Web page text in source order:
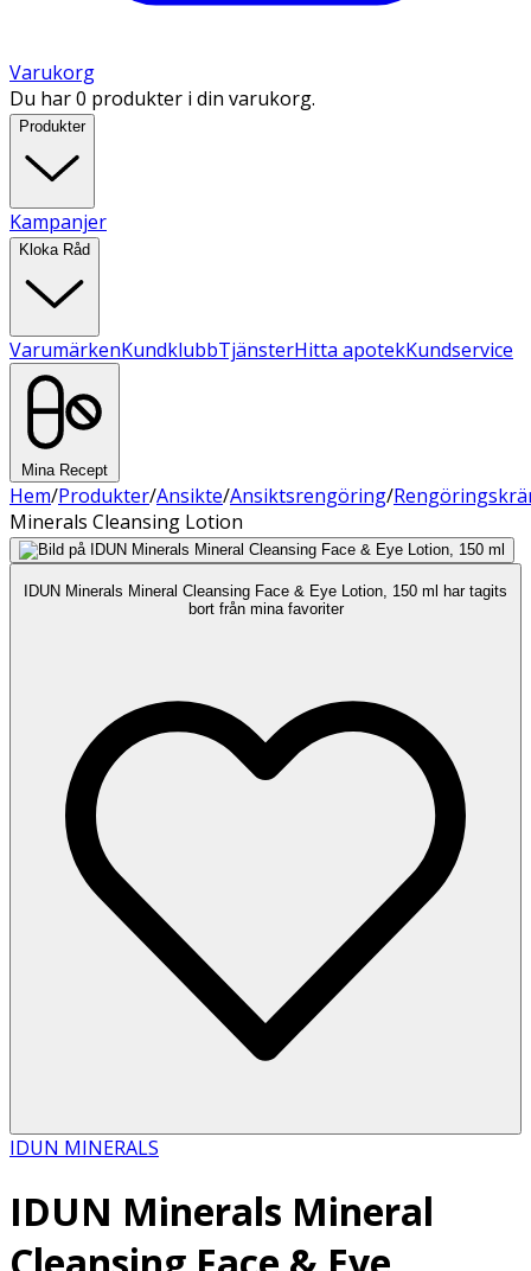
Varukorg
Du har 0 produkter i din varukorg.
Produkter
Kampanjer
Kloka Råd
VarumärkenKundklubbTjänsterHitta apotekKundservice
Mina Recept
Hem/Produkter/Ansikte/Ansiktsrengöring/
Minerals Cleansing Lotion
IDUN Minerals Mineral Cleansing Face & Eye Lotion, 150 ml har tagits
bort från mina favoriter
IDUN MINERALS
IDUN Minerals Mineral